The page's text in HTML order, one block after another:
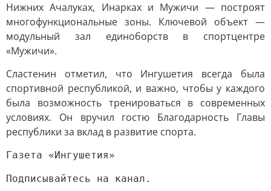
Нижних Ачалуках, Инарках и Мужичи — построят
многофункциональные зоны. Ключевой объект —
модульный зал единоборств в спортцентре
«Мужичи».
Сластенин отметил, что Ингушетия всегда была
спортивной республикой, и важно, чтобы у каждого
была возможность тренироваться в современных
условиях. Он вручил гостю Благодарность Главы
республики за вклад в развитие спорта.
Газета «Ингушетия»
Подписывайтесь на канал.